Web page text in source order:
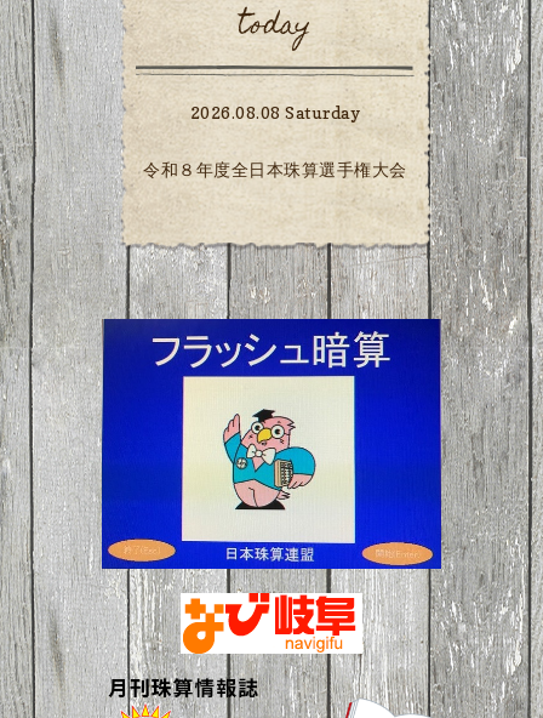
today
2026.08.08 Saturday
令和８年度全日本珠算選手権大会